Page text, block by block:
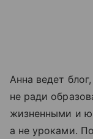
Анна ведет
не ради
жизненными и
а не уроками.